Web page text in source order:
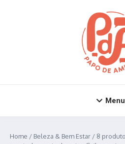
Menu
Home / Beleza & Bem Estar / 8